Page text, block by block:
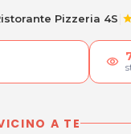
Pizzeria 4S
visibility
A TE